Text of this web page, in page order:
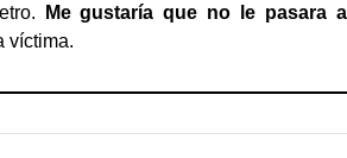
Me gustaría que no le pasara a
víctima.